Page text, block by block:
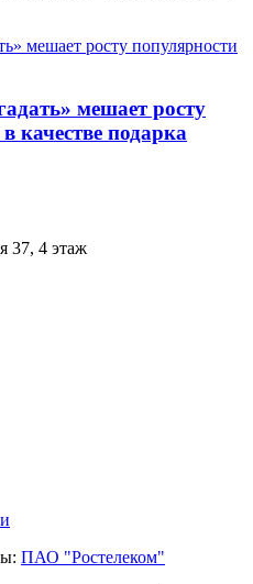
мешает росту
качестве подарка
37, 4 этаж
ПАО "Ростелеком"